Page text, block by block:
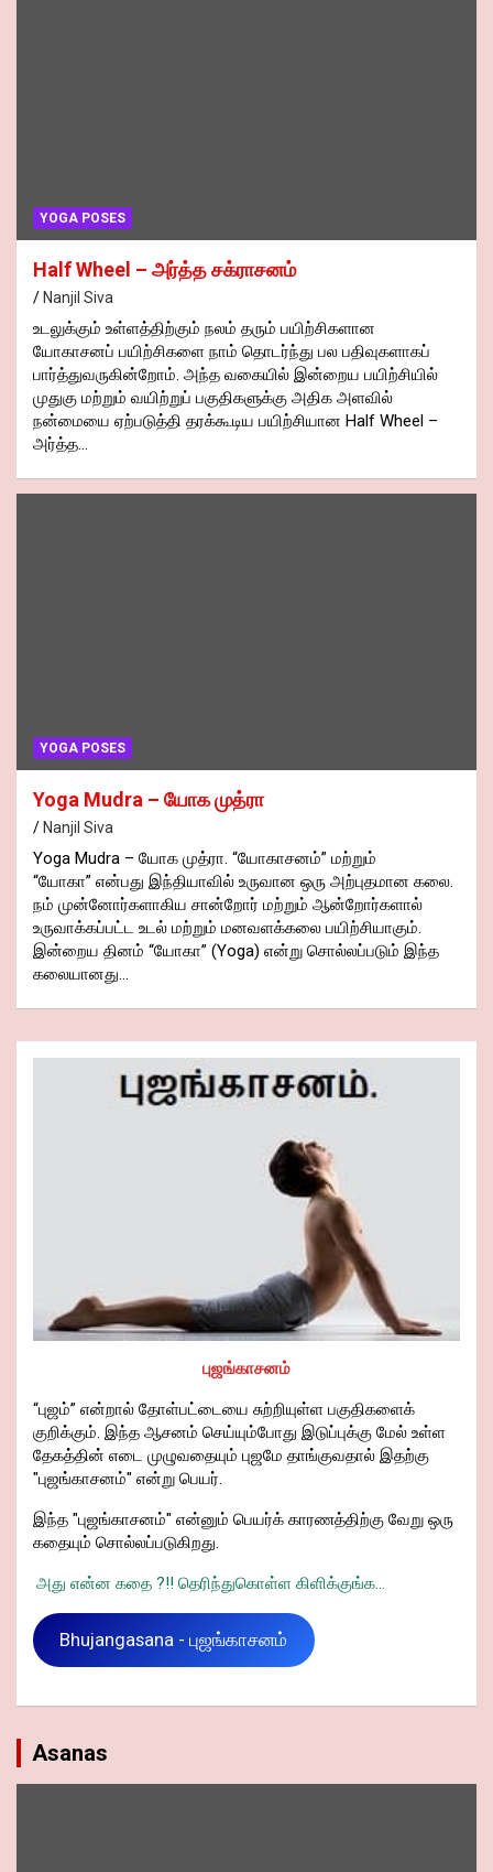
YOGA POSES
Half Wheel – அர்த்த சக்ராசனம்
Nanjil Siva
உடலுக்கும் உள்ளத்திற்கும் நலம் தரும் பயிற்சிகளான
யோகாசனப் பயிற்சிகளை நாம் தொடர்ந்து பல பதிவுகளாகப்
பார்த்துவருகின்றோம். அந்த வகையில் இன்றைய பயிற்சியில்
முதுகு மற்றும் வயிற்றுப் பகுதிகளுக்கு அதிக அளவில்
நன்மையை ஏற்படுத்தி தரக்கூடிய பயிற்சியான Half Wheel –
அர்த்த…
YOGA POSES
Yoga Mudra – யோக முத்ரா
Nanjil Siva
Yoga Mudra – யோக முத்ரா. “யோகாசனம்” மற்றும்
“யோகா” என்பது இந்தியாவில் உருவான ஒரு அற்புதமான கலை.
நம் முன்னோர்களாகிய சான்றோர் மற்றும் ஆன்றோர்களால்
உருவாக்கப்பட்ட உடல் மற்றும் மனவளக்கலை பயிற்சியாகும்.
இன்றைய தினம் “யோகா” (Yoga) என்று சொல்லப்படும் இந்த
கலையானது…
புஜங்காசனம்
“புஜம்” என்றால் தோள்பட்டையை சுற்றியுள்ள பகுதிகளைக்
குறிக்கும். இந்த ஆசனம் செய்யும்போது இடுப்புக்கு மேல் உள்ள
தேகத்தின் எடை முழுவதையும் புஜமே தாங்குவதால் இதற்கு
"புஜங்காசனம்" என்று பெயர்.
இந்த "புஜங்காசனம்" என்னும் பெயர்க் காரணத்திற்கு வேறு ஒரு
கதையும் சொல்லப்படுகிறது.
அது என்ன கதை ?!! தெரிந்துகொள்ள கிளிக்குங்க...
Bhujangasana - புஜங்காசனம்
Asanas